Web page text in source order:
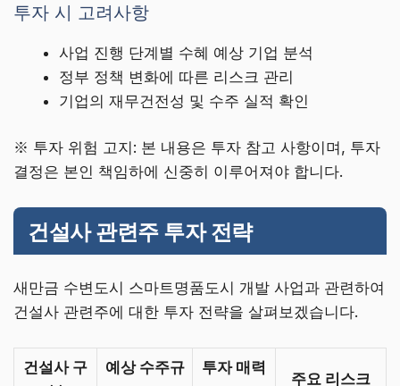
투자 시 고려사항
사업 진행 단계별 수혜 예상 기업 분석
정부 정책 변화에 따른 리스크 관리
기업의 재무건전성 및 수주 실적 확인
※ 투자 위험 고지: 본 내용은 투자 참고 사항이며, 투자
결정은 본인 책임하에 신중히 이루어져야 합니다.
건설사 관련주 투자 전략
새만금 수변도시 스마트명품도시 개발 사업과 관련하여
건설사 관련주에 대한 투자 전략을 살펴보겠습니다.
건설사 구
예상 수주규
투자 매력
주요 리스크